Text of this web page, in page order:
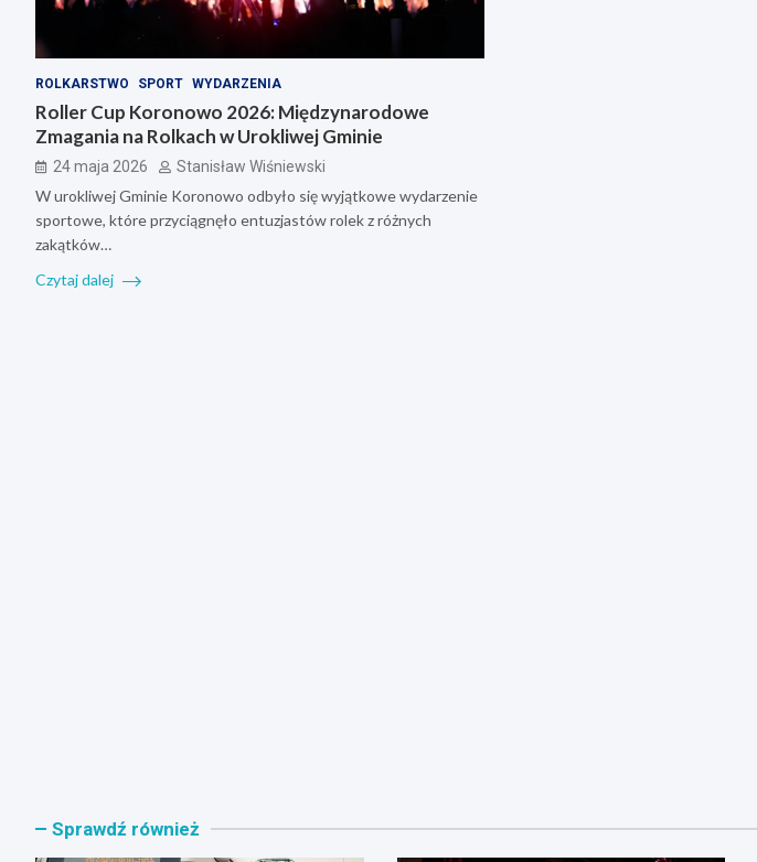
ROLKARSTWO SPORT WYDARZENIA
Roller Cup Koronowo 2026: Międzynarodowe
Zmagania na Rolkach w Urokliwej Gminie
24 maja 2026 Stanisław Wiśniewski
W urokliwej Gminie Koronowo odbyło się wyjątkowe wydarzenie
sportowe, które przyciągnęło entuzjastów rolek z różnych
zakątków…
Czytaj dalej
Sprawdź również